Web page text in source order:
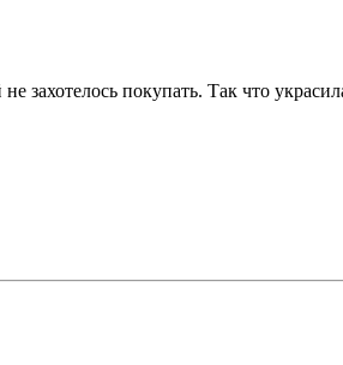
захотелось покупать. Так что